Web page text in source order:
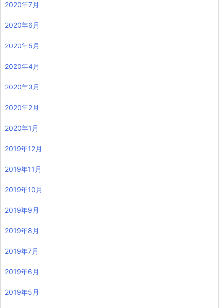
2020年7月
2020年6月
2020年5月
2020年4月
2020年3月
2020年2月
2020年1月
2019年12月
2019年11月
2019年10月
2019年9月
2019年8月
2019年7月
2019年6月
2019年5月